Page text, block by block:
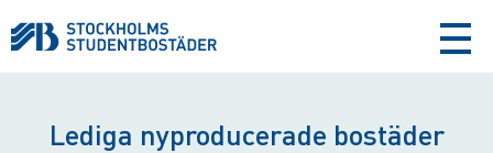
aria-
Lediga nyproducerade bostäder